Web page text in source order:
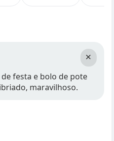
×
festa e bolo de pote
maravilhoso.